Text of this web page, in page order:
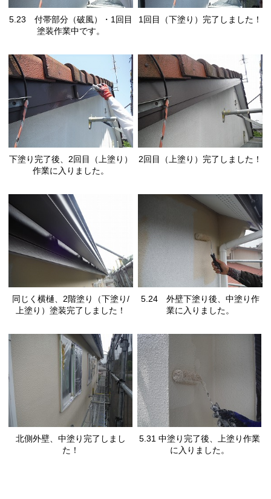
5.23 付帯部分（破風）・1回目
塗装作業中です。
1回目（下塗り）完了しました！
下塗り完了後、2回目（上塗り）
作業に入りました。
2回目（上塗り）完了しました！
同じく横樋、2階塗り（下塗り/
上塗り）塗装完了しました！
5.24 外壁下塗り後、中塗り作
業に入りました。
北側外壁、中塗り完了しまし
た！
5.31 中塗り完了後、上塗り作業
に入りました。